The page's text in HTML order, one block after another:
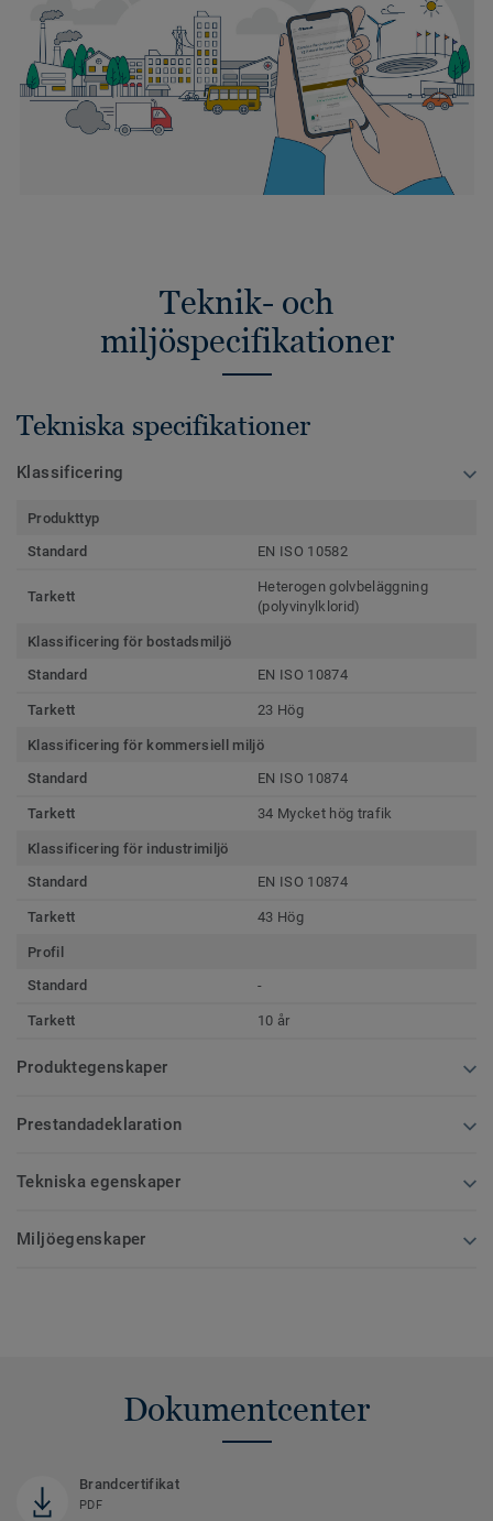
Teknik- och
miljöspecifikationer
Tekniska specifikationer
Klassificering
Produkttyp
Standard
EN ISO 10582
Tarkett
Heterogen golvbeläggning
(polyvinylklorid)
Klassificering för bostadsmiljö
Standard
EN ISO 10874
Tarkett 23 Hög
Klassificering för kommersiell miljö
Standard
EN ISO 10874
Tarkett 34 Mycket hög trafik
Klassificering för industrimiljö
Standard
EN ISO 10874
Tarkett 43 Hög
Profil
Standard
-
Tarkett 10 år
Produktegenskaper
Prestandadeklaration
Tekniska egenskaper
Miljöegenskaper
Dokumentcenter
Brandcertifikat
PDF